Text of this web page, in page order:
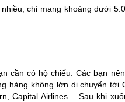
chỉ mang khoảng dưới
cần có hộ chiếu. Các bạn
hàng không lớn di chuyển tới
Capital Airlines… Sau khi